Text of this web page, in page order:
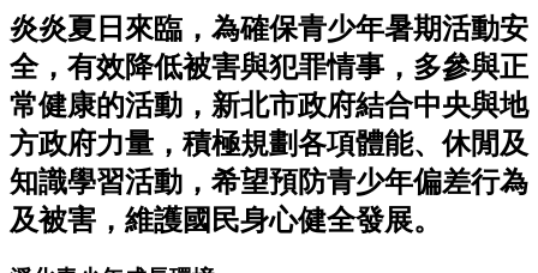
炎炎夏日來臨，為確保青少年暑期活動安
全，有效降低被害與犯罪情事，多參與正
常健康的活動，新北市政府結合中央與地
方政府力量，積極規劃各項體能、休閒及
知識學習活動，希望預防青少年偏差行為
及被害，維護國民身心健全發展。